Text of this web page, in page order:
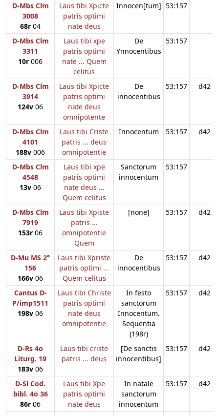
D-Mbs Clm
3008
68r 04
Laus tibi Xpicte
patris optimi
nate deus
Innocen[tum] 53:157
D-Mbs Clm
3311
10r 006
Laus tibi xpe
patris optimi
nate ... Quem
celitus
De
Ynnocentibus
53:157
D-Mbs Clm
3914
124v 06
Laus tibi Xpicte
patris optimi
nate deus
omnipotente
De
innocentibus
53:157 d42
D-Mbs Clm
4101
188v 006
Laus tibi Criste
patris ... deus
omnipotentie
Innocentum 53:157 d42
D-Mbs Clm
4548
13v 06
Laus tibi xpe
patris optimi
nate deus ...
Quem celitus
Sanctorum
innocentum
53:157
D-Mbs Clm
7919
153r 06
Laus tibi Xpiste
patris ...
omnipotentie
Quem
[none] 53:157 d42
D-Mu MS 2°
156
166v 06
Laus tibi Xpriste
patris optimi ...
Quem celitus
De
innocentibus
53:157 d42
Cantus D-
P/imp1511
198v 06
Laus tibi Christe
patris optimi
nate deus
omnipotentie
In festo
sanctorum
Innocentum.
Sequentia
(198r)
53:157 d42
D-Rs 4o
Liturg. 19
183v 06
Laus tibi criste
patris ... deus
[De sanctis
innocentibus]
53:157 d42
D-Sl Cod.
bibl. 4o 36
86r 06
Laus tibi Xpe
patris optimi
nate deus
In natale
sanctorum
innocentum
53:157 d42